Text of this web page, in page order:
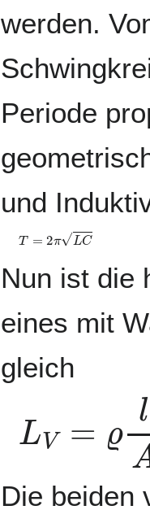
werden.
Periode
und
T= π C
Nun ist die
eines mit
gleich
LV
Die beiden